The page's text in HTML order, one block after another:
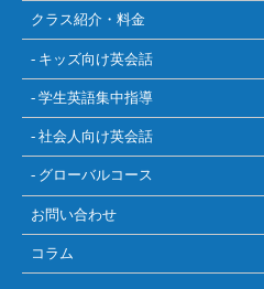
クラス紹介・料金
- キッズ向け英会話
- 学生英語集中指導
- 社会人向け英会話
- グローバルコース
お問い合わせ
コラム